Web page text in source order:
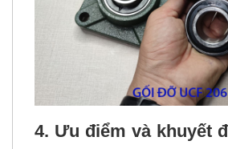
4. Ưu điểm và khuyết
đỡ UCF 206.